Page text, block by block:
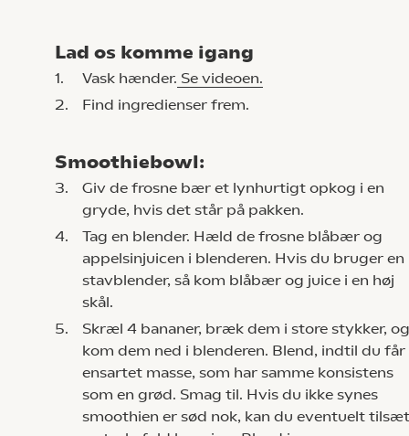
Lad os komme igang
1. Vask hænder. Se videoen.
2.
Find ingredienser frem.
Smoothiebowl:
3.
Giv de frosne bær et lynhurtigt opkog i en
gryde, hvis det står på pakken.
4.
Tag en blender. Hæld de frosne blåbær og
appelsinjuicen i blenderen. Hvis du bruger en
stavblender, så kom blåbær og juice i en høj
skål.
5.
Skræl 4 bananer, bræk dem i store stykker, og
kom dem ned i blenderen. Blend, indtil du får
ensartet masse, som har samme konsistens
som en grød. Smag til. Hvis du ikke synes
smoothien er sød nok, kan du eventuelt